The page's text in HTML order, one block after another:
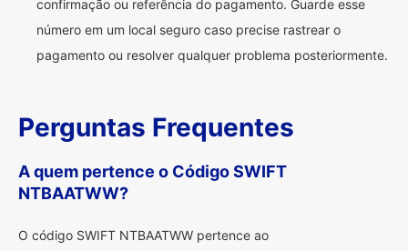
confirmação ou referência do pagamento. Guarde esse
número em um local seguro caso precise rastrear o
pagamento ou resolver qualquer problema posteriormente.
Perguntas Frequentes
A quem pertence o Código SWIFT
NTBAATWW?
O código SWIFT NTBAATWW pertence ao